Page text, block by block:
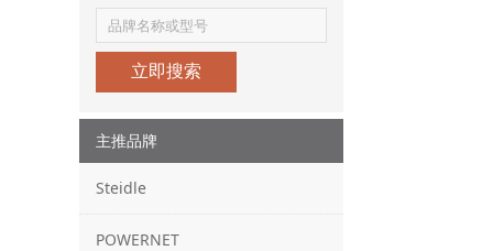
立即搜索
主推品牌
Steidle
POWERNET